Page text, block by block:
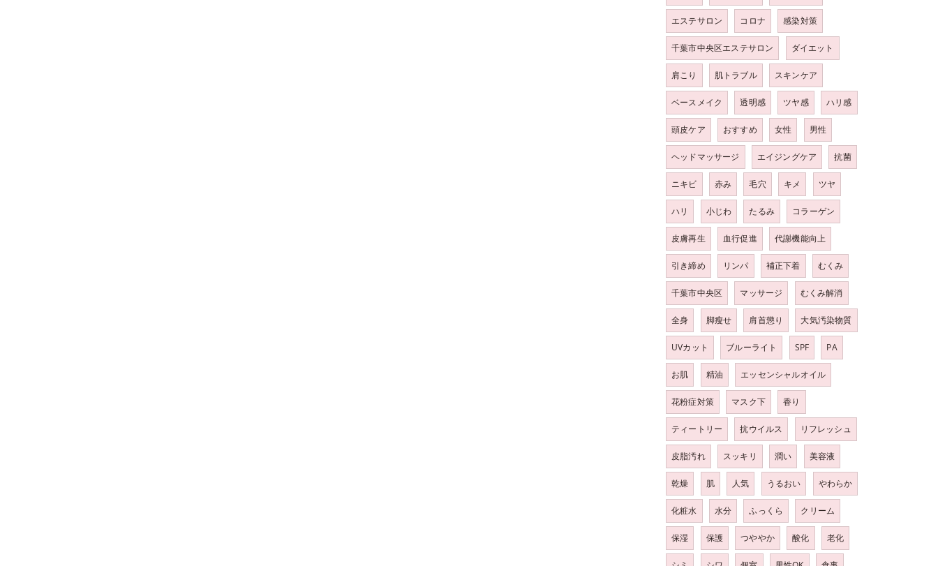
エステサロン コロナ 感染対策
千葉市中央区エステサロン ダイエット
肩こり 肌トラブル スキンケア
ベースメイク 透明感 ツヤ感 ハリ感
頭皮ケア おすすめ 女性 男性
ヘッドマッサージ エイジングケア 抗菌
ニキビ 赤み 毛穴 キメ ツヤ
ハリ 小じわ たるみ コラーゲン
皮膚再生 血行促進 代謝機能向上
引き締め リンパ 補正下着 むくみ
千葉市中央区 マッサージ むくみ解消
全身 脚瘦せ 肩首懲り 大気汚染物質
UVカット ブルーライト SPF PA
お肌 精油 エッセンシャルオイル
花粉症対策 マスク下 香り
ティートリー 抗ウイルス リフレッシュ
皮脂汚れ スッキリ 潤い 美容液
乾燥 肌 人気 うるおい やわらか
化粧水 水分 ふっくら クリーム
保湿 保護 つややか 酸化 老化